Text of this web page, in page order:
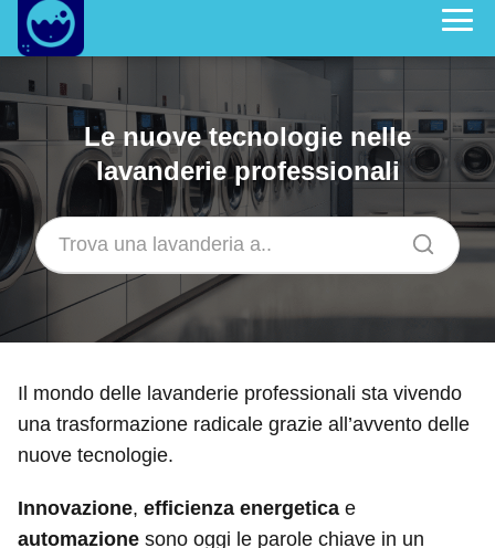
Le nuove tecnologie nelle
lavanderie professionali
Il mondo delle lavanderie professionali sta vivendo
una trasformazione radicale grazie all’avvento delle
nuove tecnologie.
Innovazione, efficienza energetica e
automazione sono oggi le parole chiave in un